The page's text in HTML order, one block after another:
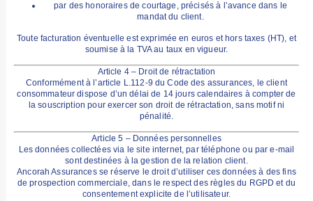
par des honoraires de courtage , précisés à l’avance dans le
mandat du client.
Toute facturation éventuelle est exprimée en euros et hors taxes (HT), et
soumise à la TVA au taux en vigueur.
Article 4 – Droit de rétractation
Conformément à l’article L.112-9 du Code des assurances, le client
consommateur dispose d’un délai de 14 jours calendaires à compter de
la souscription pour exercer son droit de rétractation, sans motif ni
pénalité.
Article 5 – Données personnelles
Les données collectées via le site internet, par téléphone ou par e-mail
sont destinées à la gestion de la relation client.
Ancorah Assurances se réserve le droit d’utiliser ces données à desfins
de prospection commerciale, dans le respect des règles du RGPD et du
consentement explicite de l’utilisateur.